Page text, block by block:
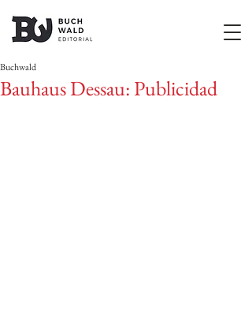
Bauhaus Dessau: Publicidad
Buchwald